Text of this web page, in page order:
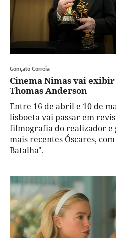
Gonçalo Correia
Cinema Nimas vai
Thomas Anderson
Entre 16 de abril e 10 de
lisboeta vai passar em
filmografia do realizador e
mais recentes Óscares,
Batalha".